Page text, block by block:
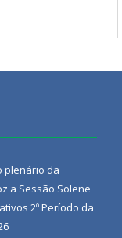
plenário da
a Sessão Solene
2º Período da